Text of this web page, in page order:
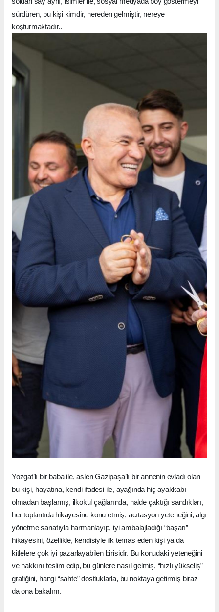
sürdüren, bu kişi kimdir, nereden gelmiştir, nereye
koşturmaktadır..
Yozgat’lı bir baba ile, aslen Gazipaşa’lı bir annenin evladı olan
bu kişi, hayatına, kendi ifadesi ile, ayağında hiç ayakkabı
olmadan başlamış, ilkokul çağlarında, halde çaktığı sandıkları,
her toplantıda hikayesine konu etmiş, acıtasyon yeteneğini, algı
yönetme sanatıyla harmanlayıp, iyi ambalajladığı “başarı”
hikayesini, özellikle, kendisiyle ilk temas eden kişi ya da
kitlelere çok iyi pazarlayabilen birisidir. Bu konudaki yeteneğini
ve hakkını teslim edip, bu günlere nasıl gelmiş, “hızlı yükseliş”
grafiğini, hangi “sahte” dostluklarla, bu noktaya getirmiş biraz
da ona bakalım.